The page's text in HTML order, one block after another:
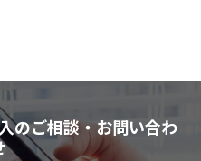
のご相談・お問い合わ